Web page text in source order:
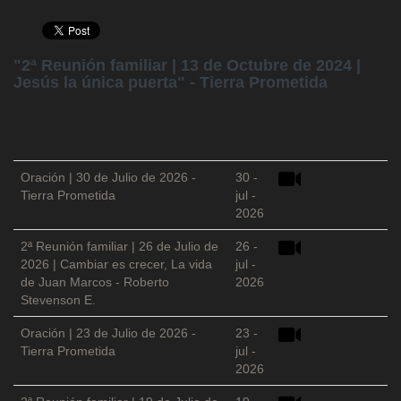
"2ª Reunión familiar | 13 de Octubre de 2024 |
Jesús la única puerta" - Tierra Prometida
Oración | 30 de Julio de 2026 -
Tierra Prometida
30 -
jul -
2026
2ª Reunión familiar | 26 de Julio de
2026 | Cambiar es crecer, La vida
de Juan Marcos - Roberto
Stevenson E.
26 -
jul -
2026
Oración | 23 de Julio de 2026 -
Tierra Prometida
23 -
jul -
2026